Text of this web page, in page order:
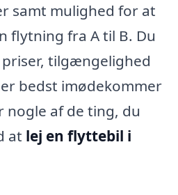
samt mulighed for at
flytning fra A til B. Du
tilgængelighed
bedst imødekommer
nogle af de ting, du
at lej en flyttebil i